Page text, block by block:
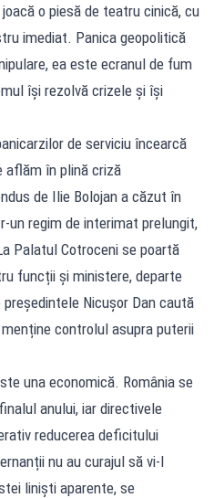
o piesă de teatru cinică, cu
imediat. Panica geopolitică
ea este ecranul de fum
își rezolvă crizele și își
de serviciu încearcă
aflăm în plină criză
de Ilie Bolojan a căzut în
un regim de interimat prelungit,
Palatul Cotroceni se poartă
funcții și ministere, departe
Nicușor Dan caută
controlul asupra puterii
una economică. România se
anului, iar directivele
reducerea deficitului
nu au curajul să vi-l
liniști aparente, se